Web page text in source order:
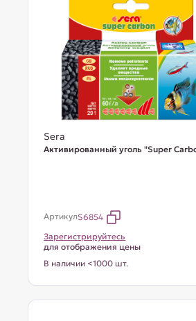
Sera
Активированный уголь "Super
АртикулS6854
Зарегистрируйтесь
для отображения цены
В наличии <1000 шт.